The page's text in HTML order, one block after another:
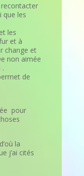
recontacter
que les
les
et à
change et
non aimée
.
de
pour
la
j’ai cités